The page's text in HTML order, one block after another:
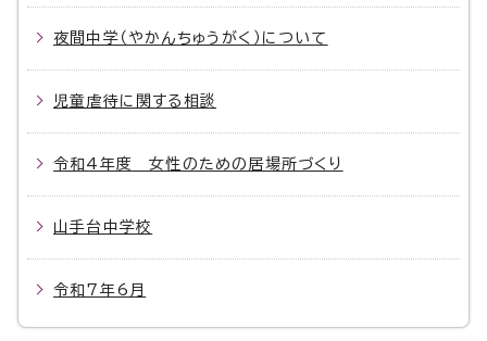
夜間中学（やかんちゅうがく）について
児童虐待に関する相談
令和4年度 女性のための居場所づくり
山手台中学校
令和7年6月